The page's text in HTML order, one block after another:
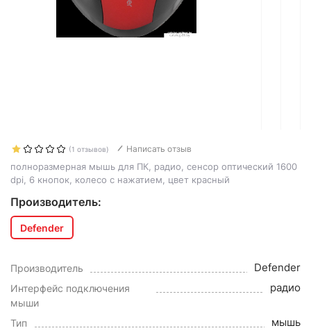
(1 отзывов) Написать отзыв
полноразмерная мышь для ПК, радио, сенсор оптический 1600
dpi, 6 кнопок, колесо с нажатием, цвет красный
Производитель:
Defender
Производитель Defender
Интерфейс подключения
мыши
радио
Тип мышь